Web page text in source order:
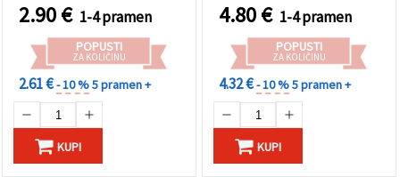
2.90€ 1-4 pramen
POPUSTI
ZA KOLIČINU
2.61 €- 10 %5 pramen +
KUPI
4.80€ 1-4 pramen
POPUSTI
ZA KOLIČINU
4.32 €- 10 %5 pramen +
KUPI